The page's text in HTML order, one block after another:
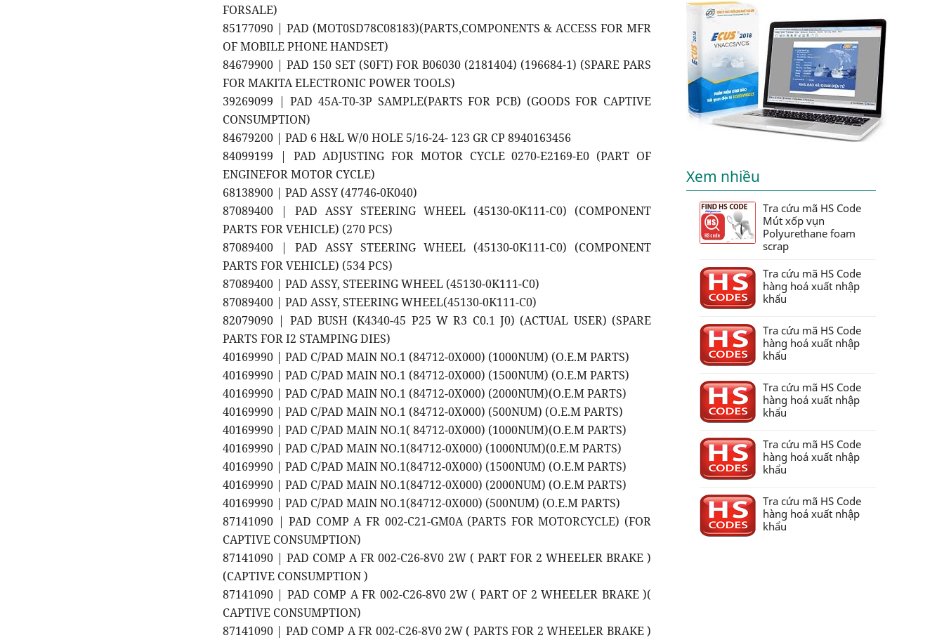
FORSALE)
85177090 | PAD (MOT0SD78C08183)(PARTS,COMPONENTS & ACCESS FOR MFR
OF MOBILE PHONE HANDSET)
84679900 | PAD 150 SET (S0FT) FOR B06030 (2181404) (196684-1) (SPARE PARS
FOR MAKITA ELECTRONIC POWER TOOLS)
39269099 | PAD 45A-T0-3P SAMPLE(PARTS FOR PCB) (GOODS FOR CAPTIVE
CONSUMPTION)
84679200 | PAD 6 H&L W/0 HOLE 5/16-24- 123 GR CP 8940163456
84099199 | PAD ADJUSTING FOR MOTOR CYCLE 0270-E2169-E0 (PART OF
ENGINEFOR MOTOR CYCLE)
68138900 | PAD ASSY (47746-0K040)
87089400 | PAD ASSY STEERING WHEEL (45130-0K111-C0) (COMPONENT
PARTS FOR VEHICLE) (270 PCS)
87089400 | PAD ASSY STEERING WHEEL (45130-0K111-C0) (COMPONENT
PARTS FOR VEHICLE) (534 PCS)
87089400 | PAD ASSY, STEERING WHEEL (45130-0K111-C0)
87089400 | PAD ASSY, STEERING WHEEL(45130-0K111-C0)
82079090 | PAD BUSH (K4340-45 P25 W R3 C0.1 J0) (ACTUAL USER) (SPARE
PARTS FOR I2 STAMPING DIES)
40169990 | PAD C/PAD MAIN NO.1 (84712-0X000) (1000NUM) (O.E.M PARTS)
40169990 | PAD C/PAD MAIN NO.1 (84712-0X000) (1500NUM) (O.E.M PARTS)
40169990 | PAD C/PAD MAIN NO.1 (84712-0X000) (2000NUM)(O.E.M PARTS)
40169990 | PAD C/PAD MAIN NO.1 (84712-0X000) (500NUM) (O.E.M PARTS)
40169990 | PAD C/PAD MAIN NO.1( 84712-0X000) (1000NUM)(O.E.M PARTS)
40169990 | PAD C/PAD MAIN NO.1(84712-0X000) (1000NUM)(0.E.M PARTS)
40169990 | PAD C/PAD MAIN NO.1(84712-0X000) (1500NUM) (O.E.M PARTS)
40169990 | PAD C/PAD MAIN NO.1(84712-0X000) (2000NUM) (O.E.M PARTS)
40169990 | PAD C/PAD MAIN NO.1(84712-0X000) (500NUM) (O.E.M PARTS)
87141090 | PAD COMP A FR 002-C21-GM0A (PARTS FOR MOTORCYCLE) (FOR
CAPTIVE CONSUMPTION)
87141090 | PAD COMP A FR 002-C26-8V0 2W ( PART FOR 2 WHEELER BRAKE )
(CAPTIVE CONSUMPTION )
87141090 | PAD COMP A FR 002-C26-8V0 2W ( PART OF 2 WHEELER BRAKE )(
CAPTIVE CONSUMPTION)
87141090 | PAD COMP A FR 002-C26-8V0 2W ( PARTS FOR 2 WHEELER BRAKE )
Xem nhiều
Tra cứu mã HS Code
Mút xốp vụn
Polyurethane foam
scrap
Tra cứu mã HS Code
hàng hoá xuất nhập
khẩu
Tra cứu mã HS Code
hàng hoá xuất nhập
khẩu
Tra cứu mã HS Code
hàng hoá xuất nhập
khẩu
Tra cứu mã HS Code
hàng hoá xuất nhập
khẩu
Tra cứu mã HS Code
hàng hoá xuất nhập
khẩu